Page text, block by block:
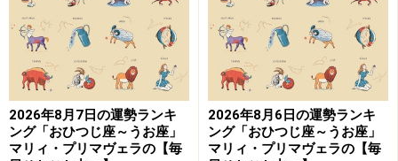
2026年8月7日の運勢ランキ
ング「おひつじ座～うお座」
マリィ・プリマヴェラの【毎
2026年8月6日の運勢ランキ
ング「おひつじ座～うお座」
マリィ・プリマヴェラの【毎